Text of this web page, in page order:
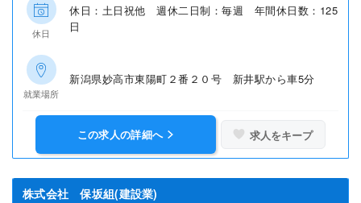
休日
休日：土日祝他 週休二日制：毎週 年間休日数：125
日
就業場所
新潟県妙高市東陽町２番２０号 新井駅から車5分
この求人の詳細へ 求人をキープ
株式会社 保坂組(建設業)